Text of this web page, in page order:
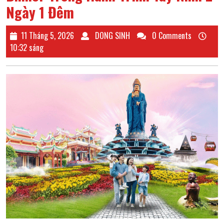
Ngày 1 Đêm
11 Tháng 5, 2026
11
5,
2026
DONG SINH
DONG 0 Comments
10:32 sáng